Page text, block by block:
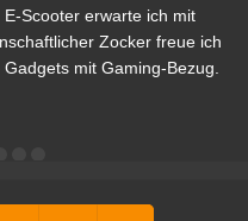
Scooter erwarte ich mit
Zocker freue ich
mit Gaming-Bezug.